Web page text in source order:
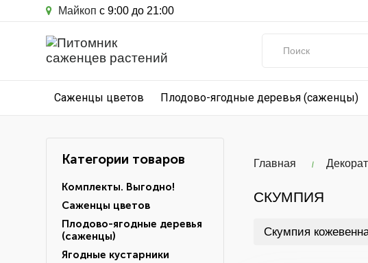
Майкоп с 9:00 до 21:00
Саженцы цветов Плодово-ягодные деревья (саженцы)
Категории товаров
Комплекты. Выгодно!
Саженцы цветов
Плодово-ягодные деревья
(саженцы)
Ягодные кустарники
Главная
СКУМПИЯ
Скумпия